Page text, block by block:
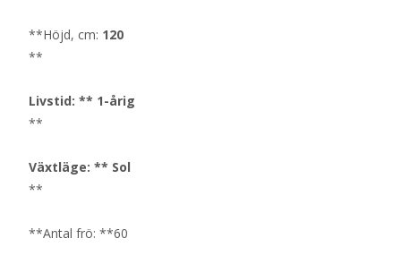
**Höjd, cm: 120
**
Livstid: ** 1-årig
**
Växtläge: ** Sol
**
**Antal frö: **60